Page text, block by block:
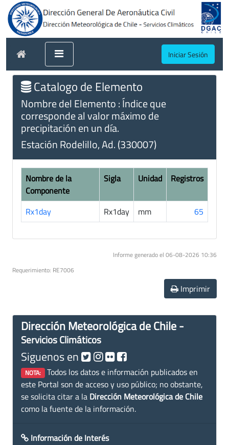
Iniciar Sesión
Catalogo de Elemento
Nombre del Elemento : Índice que
corresponde al valor máximo de
precipitación en un día.
Estación Rodelillo, Ad. (330007)
Nombre de la
Componente
Sigla Unidad Registros
Rx1day Rx1day mm 65
Informe generado el 06-08-2026 10:36
Requerimiento: RE7006
Imprimir
Dirección Meteorológica de Chile -
Servicios Climáticos
Siguenos en
NOTA: Todos los datos e información publicados en
este Portal son de acceso y uso público; no obstante,
se solicita citar a la Dirección Meteorológica de Chile
como la fuente de la información.
Información de Interés